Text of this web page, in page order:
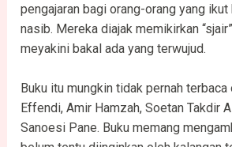
pengajaran bagi orang-orang yang
nasib. Mereka diajak memikirkan
meyakini bakal ada yang terwujud.
Buku itu mungkin tidak pernah
Effendi, Amir Hamzah, Soetan Takdir
Sanoesi Pane. Buku memang